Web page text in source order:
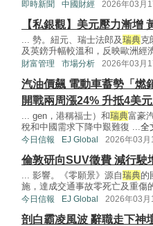
即時新聞 中國財經 2026年03月
【私銀觀】美元壓力漸增
... 勢。紐元、瑞士法郎及瑞典克
及英鎊升幅較溫和，反映歐洲經
財富管理 市場分析 2026年03月
汽油價飆 電動車蓄勢「燃
開戰兩周漲24% 升抵4美
... gen，港稱福士）和瑞典富豪
稅和中國需求下降中艱難復 ...全
今日信報 EJ Global 2026年03月
倫敦研向SUV徵費 減行駛
... 影響。《零願景》源自瑞典的
施，達成交通事故零死亡及重傷
今日信報 EJ Global 2026年03月
剖白霸凌風波 辭職走下神